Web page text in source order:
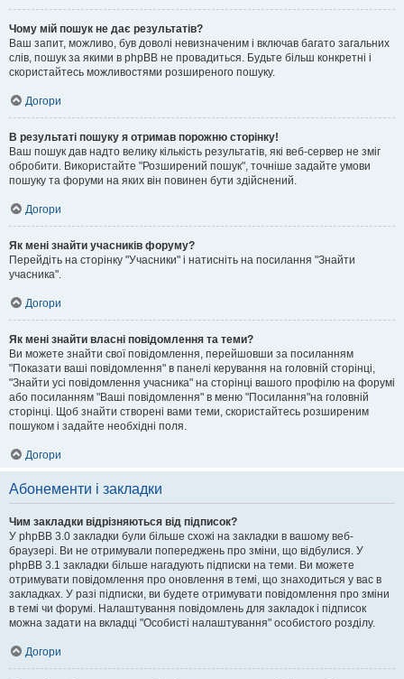
Чому мій пошук не дає результатів?
Ваш запит, можливо, був доволі невизначеним і включав багато загальних
слів, пошук за якими в phpBB не провадиться. Будьте більш конкретні і
скористайтесь можливостями розширеного пошуку.
Догори
В результаті пошуку я отримав порожню сторінку!
Ваш пошук дав надто велику кількість результатів, які веб-сервер не зміг
обробити. Використайте "Розширений пошук", точніше задайте умови
пошуку та форуми на яких він повинен бути здійснений.
Догори
Як мені знайти учасників форуму?
Перейдіть на сторінку "Учасники" і натисніть на посилання "Знайти
учасника".
Догори
Як мені знайти власні повідомлення та теми?
Ви можете знайти свої повідомлення, перейшовши за посиланням
"Показати ваші повідомлення" в панелі керування на головній сторінці,
"Знайти усі повідомлення учасника" на сторінці вашого профілю на форумі
або посиланням "Ваші повідомлення" в меню "Посилання"на головній
сторінці. Щоб знайти створені вами теми, скористайтесь розширеним
пошуком і задайте необхідні поля.
Догори
Абонементи і закладки
Чим закладки відрізняються від підписок?
У phpBB 3.0 закладки були більше схожі на закладки в вашому веб-
браузері. Ви не отримували попереджень про зміни, що відбулися. У
phpBB 3.1 закладки більше нагадують підписки на теми. Ви можете
отримувати повідомлення про оновлення в темі, що знаходиться у вас в
закладках. У разі підписки, ви будете отримувати повідомлення про зміни
в темі чи форумі. Налаштування повідомлень для закладок і підписок
можна задати на вкладці "Особисті налаштування" особистого розділу.
Догори